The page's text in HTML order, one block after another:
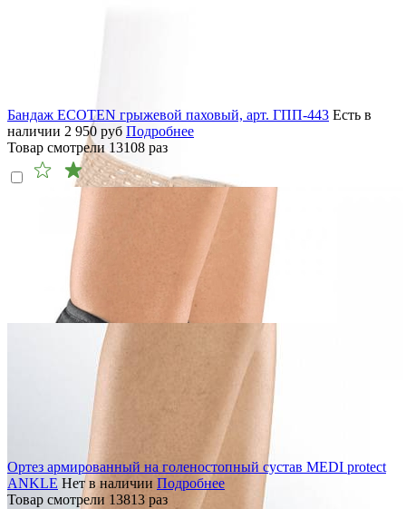
Бандаж ECOTEN грыжевой паховый, арт. ГПП-443 Есть в
наличии 2 950 руб Подробнее
Товар смотрели 13108 раз
Ортез армированный на голеностопный сустав MEDI protect
ANKLE Нет в наличии Подробнее
Товар смотрели 13813 раз